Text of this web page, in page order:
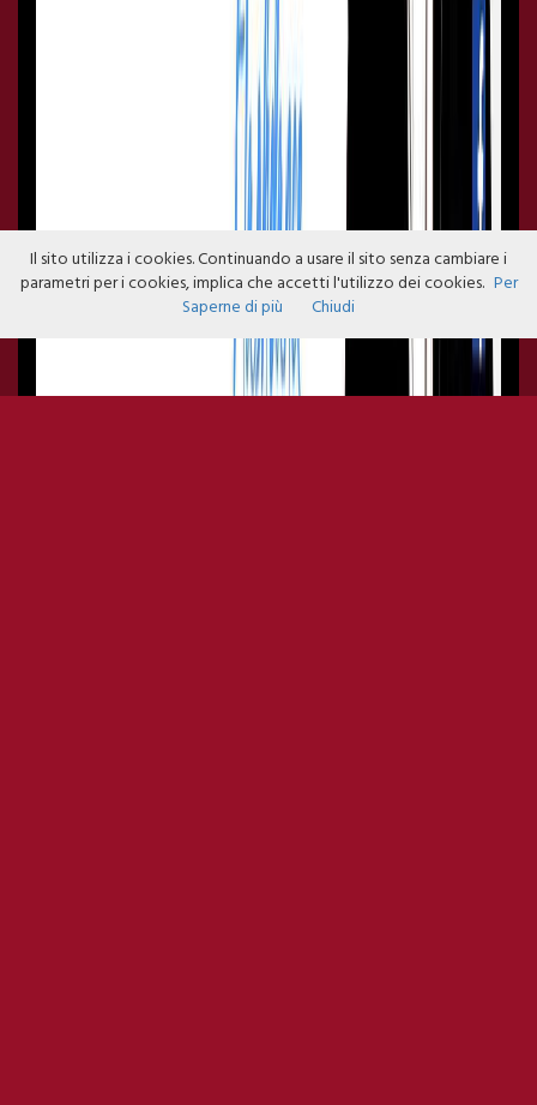
Il sito utilizza i cookies. Continuando a usare il sito senza cambiare i
parametri per i cookies, implica che accetti l'utilizzo dei cookies. Per
Saperne di più
Chiudi